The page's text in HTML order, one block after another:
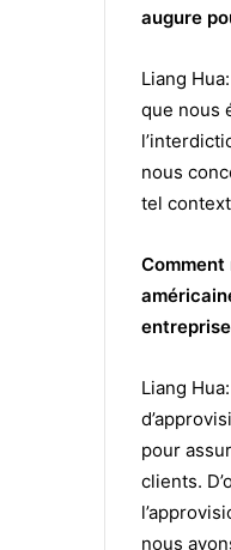
augure
Liang
que nous
nous
tel
Liang
pour
clients.
nous